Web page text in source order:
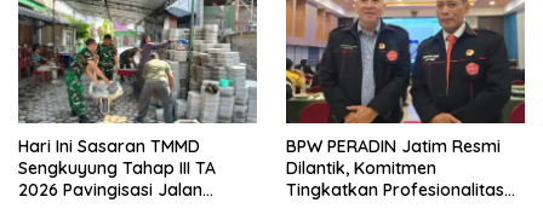
Hari Ini Sasaran TMMD
Sengkuyung Tahap III TA
2026 Pavingisasi Jalan
BPW PERADIN Jatim Resmi
Dilantik, Komitmen
Tingkatkan Profesionalitas